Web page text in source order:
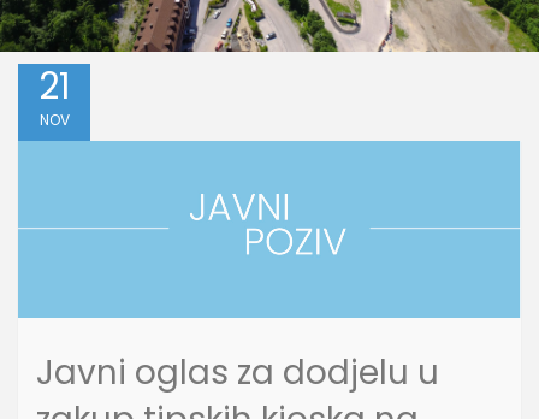
21
NOV
Javni oglas za dodjelu u